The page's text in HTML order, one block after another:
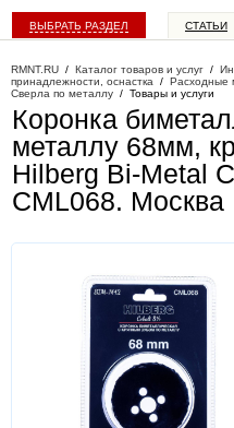
ВЫБРАТЬ РАЗДЕЛ СТАТЬИ
RMNT.RU / Каталог товаров и услуг /
принадлежности, оснастка / Расходные
Сверла по металлу / Товары и услуги
Коронка
металлу 68мм,
Hilberg Bi-Metal
CML068. Москва